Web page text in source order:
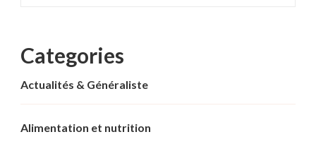
Categories
Actualités & Généraliste
Alimentation et nutrition